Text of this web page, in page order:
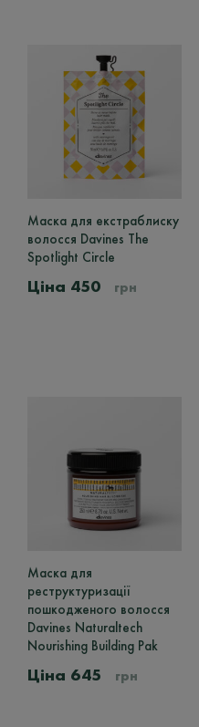
Маска для екстраблиску
волосся Davines The
Spotlight Circle
450 грн
товар
має
кілька
варіантів.
можна
Маска для
реструктуризації
пошкодженого волосся
Davines Naturaltech
Nourishing Building Pak
645 грн